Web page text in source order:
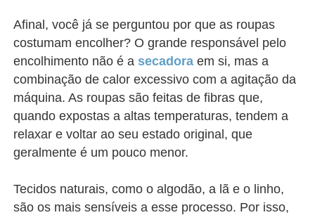
Afinal, você já se perguntou por que as roupas
costumam encolher? O grande responsável pelo
encolhimento não é asecadora em si, mas a
combinação de calor excessivo com a agitação da
máquina. As roupas são feitas de fibras que,
quando expostas a altas temperaturas, tendem a
relaxar e voltar ao seu estado original, que
geralmente é um pouco menor.
Tecidos naturais, como o algodão, a lã e o linho,
são os mais sensíveis a esse processo. Por isso,